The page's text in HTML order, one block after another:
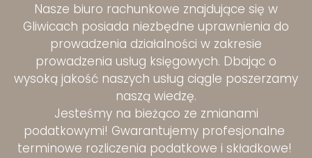
Nasze biuro rachunkowe znajdujące się w
Gliwicach posiada niezbędne uprawnienia do
prowadzenia działalności w zakresie
prowadzenia usług księgowych. Dbając o
wysoką jakość naszych usług ciągle poszerzamy
naszą wiedzę.
Jesteśmy na bieżąco ze zmianami
podatkowymi! Gwarantujemy profesjonalne
terminowe rozliczenia podatkowe i składkowe!